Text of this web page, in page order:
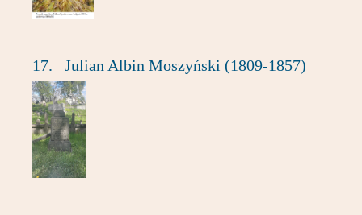
17. Julian Albin Moszyński (1809-1857)